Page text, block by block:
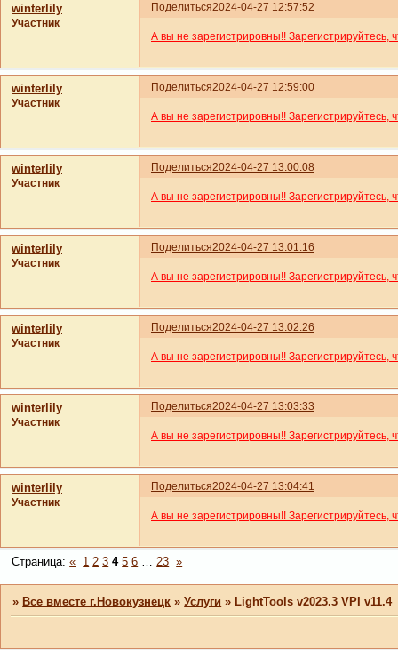
Поделиться2024-04-27 12:57:52
winterlily
Участник
А вы не зарегистрировны!! Зарегистрируйтесь,
Поделиться2024-04-27 12:59:00
winterlily
Участник
А вы не зарегистрировны!! Зарегистрируйтесь,
Поделиться2024-04-27 13:00:08
winterlily
Участник
А вы не зарегистрировны!! Зарегистрируйтесь,
Поделиться2024-04-27 13:01:16
winterlily
Участник
А вы не зарегистрировны!! Зарегистрируйтесь,
Поделиться2024-04-27 13:02:26
winterlily
Участник
А вы не зарегистрировны!! Зарегистрируйтесь,
Поделиться2024-04-27 13:03:33
winterlily
Участник
А вы не зарегистрировны!! Зарегистрируйтесь,
Поделиться2024-04-27 13:04:41
winterlily
Участник
А вы не зарегистрировны!! Зарегистрируйтесь,
Страница:« 1 2 3 4 5 6 23 »
»Все вместе г.Новокузнецк »Услуги »LightTools v2023.3 VPI v11.4